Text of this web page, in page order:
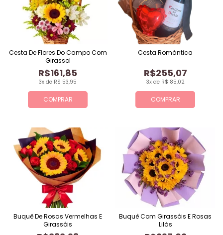
COMPRAR
3x de R$ 53,95
R$161,85
Cesta De Flores Do Campo Com
Girassol
COMPRAR
3x de R$ 85,02
R$255,07
Cesta Romântica
Buquê De Rosas Vermelhas E
Girassóis
Buquê Com Girassóis E Rosas
Lilás